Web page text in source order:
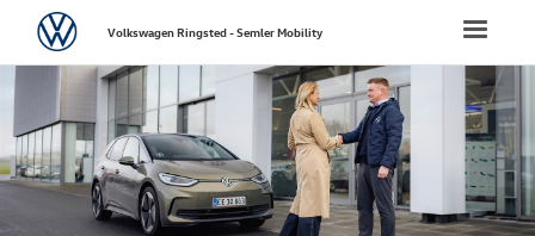
FORSIDE
NYE
NYE VAREBILER
Toggle
VolkswagenVolkswagen Ringsted - Semler Mobility